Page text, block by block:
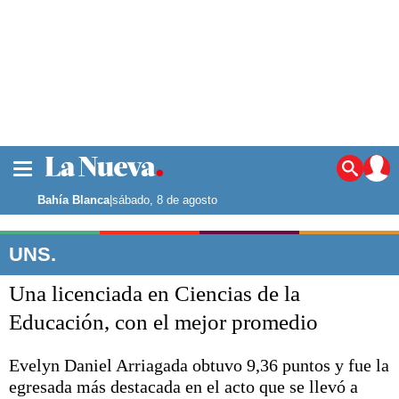
Noticias
La ciudad
Punta Alta
El mundo
Seguridad
Opinión
Deportes
Escenario Olímpico
Liga del Sur
Bahía Blanca|sábado, 8 de agosto
UNS.
Una licenciada en Ciencias de la
Educación, con el mejor promedio
Evelyn Daniel Arriagada obtuvo 9,36 puntos y fue la
egresada más destacada en el acto que se llevó a